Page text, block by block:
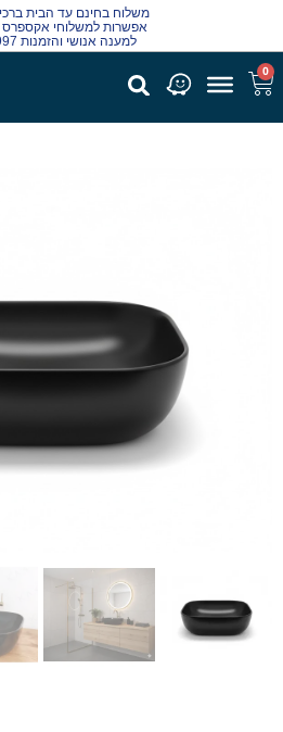
משלוח בחינם עד הבית
אפשרות למשלוחי אקספרס
למענה אנושי והזמנות 04-9980997
0